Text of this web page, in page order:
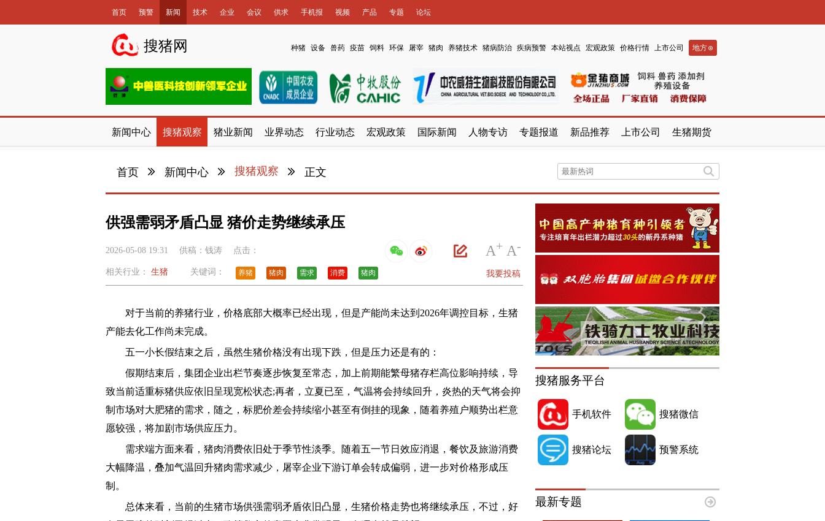
首页 预警 新闻 技术 企业 会议 供求 手机报 视频 产品 专题 论坛
数据库
搜猪网 种猪 设备 兽药 疫苗 饲料 环保 屠宰 猪肉 养猪技术 猪病防治 疾病预警 本站视点 宏观政策 价格行情 上市公司 地方
新闻中心 搜猪观察 猪业新闻 业界动态 行业动态 宏观政策 国际新闻 人物专访 专题报道 新品推荐 上市公司 生猪期货
首页 新闻中心 搜猪观察 正文
供强需弱矛盾凸显 猪价走势继续承压
2026-05-08 19:31 供稿： 钱涛 点击： A+ A-
相关行业： 生猪 关键词： 养猪 猪肉 需求 消费 猪肉 我要投稿
对于当前的养猪行业，价格底部大概率已经出现，但是产能尚未达到2026年调控目标，生猪
产能去化工作尚未完成。
五一小长假结束之后，虽然生猪价格没有出现下跌，但是压力还是有的：
假期结束后，集团企业出栏节奏逐步恢复至常态，加上前期能繁母猪存栏高位影响持续，导
致当前适重标猪供应依旧呈现宽松状态;再者，立夏已至，气温将会持续回升，炎热的天气将会抑
制市场对大肥猪的需求，随之，标肥价差会持续缩小甚至有倒挂的现象，随着养殖户顺势出栏意
愿较强，将加剧市场供应压力。
需求端方面来看，猪肉消费依旧处于季节性淡季。随着五一节日效应消退，餐饮及旅游消费
大幅降温，叠加气温回升猪肉需求减少，屠宰企业下游订单会转成偏弱，进一步对价格形成压
制。
总体来看，当前的生猪市场供强需弱矛盾依旧凸显，生猪价格走势也将继续承压，不过，好
搜猪服务平台
手机软件 搜猪微信
搜猪论坛 预警系统
最新专题